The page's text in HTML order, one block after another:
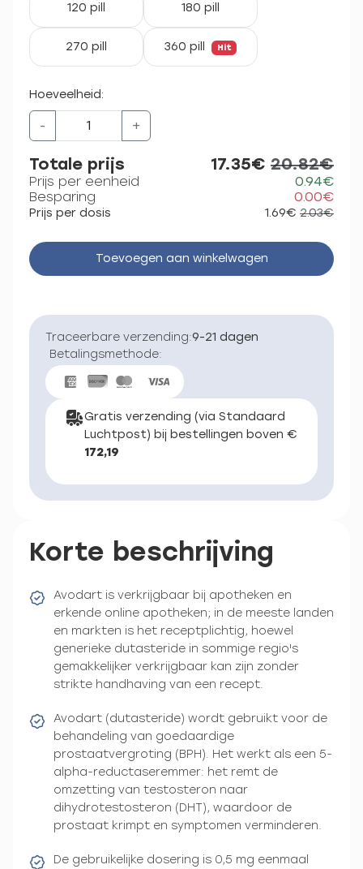
120 pill 180 pill
270 pill 360 pill Hit
Hoeveelheid:
- +
Totale prijs 17.35€ 20.82€
Prijs per eenheid
0.94€
Besparing
0.00€
Prijs per dosis 1.69€ 2.03€
Toevoegen aan winkelwagen
Traceerbare verzending:9-21 dagen
Betalingsmethode:
Gratis verzending (via Standaard
Luchtpost) bij bestellingen boven €
172,19
Korte beschrijving
Avodart is verkrijgbaar bij apotheken en
erkende online apotheken; in de meeste landen
en markten is het receptplichtig, hoewel
generieke dutasteride in sommige regio's
gemakkelijker verkrijgbaar kan zijn zonder
strikte handhaving van een recept.
Avodart (dutasteride) wordt gebruikt voor de
behandeling van goedaardige
prostaatvergroting (BPH). Het werkt als een 5-
alpha-reductaseremmer: het remt de
omzetting van testosteron naar
dihydrotestosteron (DHT), waardoor de
prostaat krimpt en symptomen verminderen.
De gebruikelijke dosering is 0,5 mg eenmaal